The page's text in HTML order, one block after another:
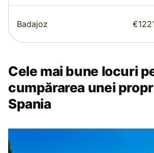
Badajoz
Cele mai bune locuri
cumpărarea unei
Spania